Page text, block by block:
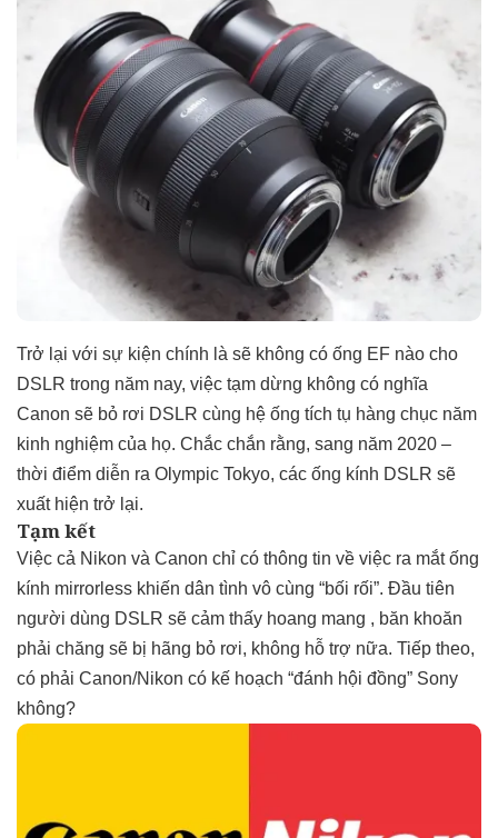
Trở lại với sự kiện chính là sẽ không có ống EF nào cho
DSLR trong năm nay, việc tạm dừng không có nghĩa
Canon sẽ bỏ rơi DSLR cùng hệ ống tích tụ hàng chục năm
kinh nghiệm của họ. Chắc chắn rằng, sang năm 2020 –
thời điểm diễn ra Olympic Tokyo, các ống kính DSLR sẽ
xuất hiện trở lại.
Tạm kết
Việc cả Nikon và Canon chỉ có thông tin về việc ra mắt ống
kính mirrorless khiến dân tình vô cùng “bối rối”. Đầu tiên
người dùng DSLR sẽ cảm thấy hoang mang , băn khoăn
phải chăng sẽ bị hãng bỏ rơi, không hỗ trợ nữa. Tiếp theo,
có phải Canon/Nikon có kế hoạch “đánh hội đồng” Sony
không?